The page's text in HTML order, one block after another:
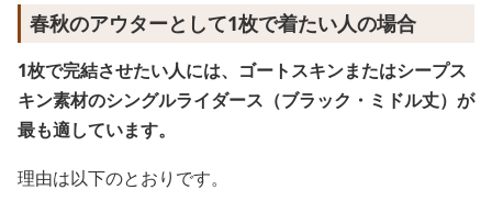
春秋のアウターとして1枚で着たい人の場合
1枚で完結させたい人には、ゴートスキンまたはシープス
キン素材のシングルライダース（ブラック・ミドル丈）が
最も適しています。
理由は以下のとおりです。